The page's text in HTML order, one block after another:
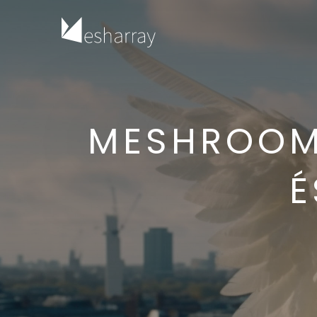
3D, Animáció, Concept Art, Vizuális Effekt
2D, 3D kreatív szakembereknek. Kezdőknek és
Indul: 2026.09.29.
Belépő a 3D világába
Autodesk Maya 3D modellezés
tanfolyam